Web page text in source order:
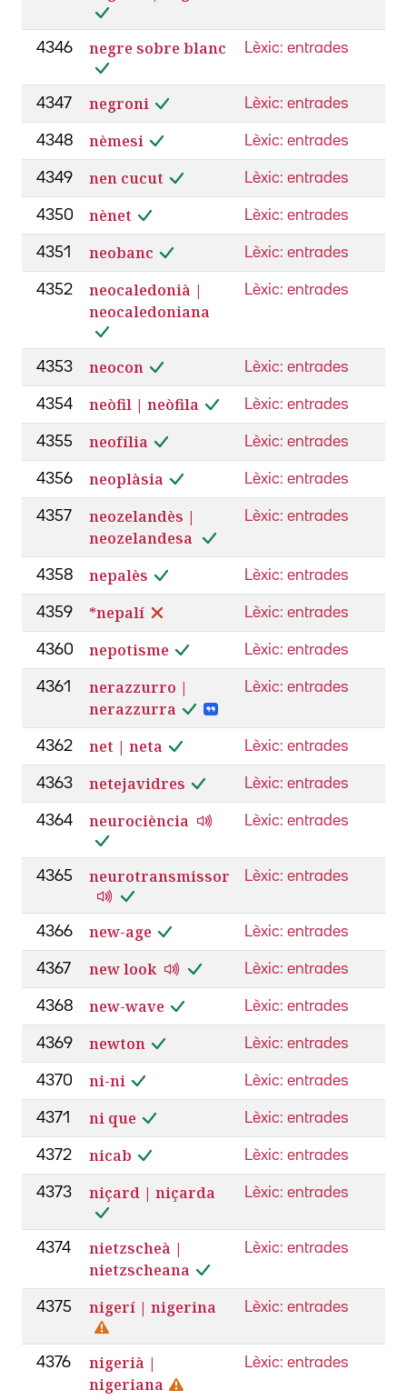
4346 negre sobre blanc Lèxic: entrades
4347 negroni Lèxic: entrades
4348 nèmesi Lèxic: entrades
4349 nen cucut Lèxic: entrades
4350 nènet Lèxic: entrades
4351 neobanc Lèxic: entrades
4352
neocaledonià |
neocaledoniana
Lèxic: entrades
4353 neocon Lèxic: entrades
4354 neòfil | neòfila Lèxic: entrades
4355 neofília Lèxic: entrades
4356 neoplàsia Lèxic: entrades
4357
neozelandès |
neozelandesa
Lèxic: entrades
4358 nepalès Lèxic: entrades
4359 *nepalí Lèxic: entrades
4360 nepotisme Lèxic: entrades
4361
nerazzurro |
nerazzurra
Lèxic: entrades
4362 net | neta Lèxic: entrades
4363 netejavidres Lèxic: entrades
4364 neurociència Lèxic: entrades
4365 neurotransmissor Lèxic: entrades
4366 new-age Lèxic: entrades
4367 new look Lèxic: entrades
4368 new-wave Lèxic: entrades
4369 newton Lèxic: entrades
4370 ni-ni Lèxic: entrades
4371 ni que Lèxic: entrades
4372 nicab Lèxic: entrades
4373 niçard | niçarda Lèxic: entrades
4374
nietzscheà |
nietzscheana
Lèxic: entrades
4375 nigerí | nigerina Lèxic: entrades
4376
nigerià |
nigeriana
Lèxic: entrades